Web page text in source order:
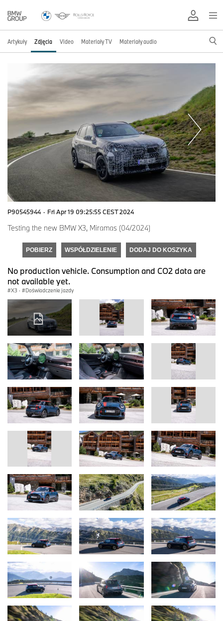
Artykuły Zdjęcia Video Materiały TV Materiały audio
P90545944 · Fri Apr 19 09:25:55 CEST 2024
Testing the new BMW X3, Miramas (04/2024)
POBIERZ WSPÓŁDZIELENIE DODAJ DO KOSZYKA
No production vehicle. Consumption and CO2 data are
not available yet.
X3 · Doświadczenie jazdy